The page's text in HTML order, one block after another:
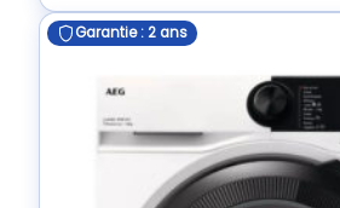
Garantie : 2 ans